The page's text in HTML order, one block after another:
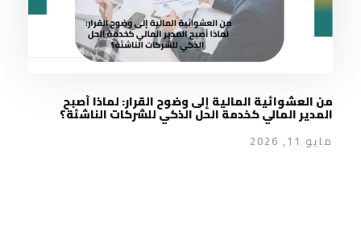
من العشوائية المالية إلى وضوح القرار: لماذا أصبح
المدير المالي كخدمة الحل الذكي للشركات الناشئة؟
مايو 11, 2026